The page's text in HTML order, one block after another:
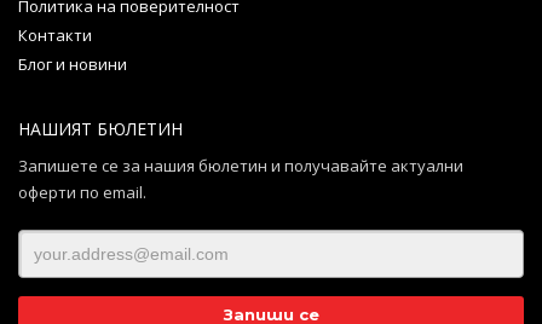
Политика на поверителност
Контакти
Блог и новини
НАШИЯТ БЮЛЕТИН
Запишете се за нашия бюлетин и получавайте актуални
оферти по email.